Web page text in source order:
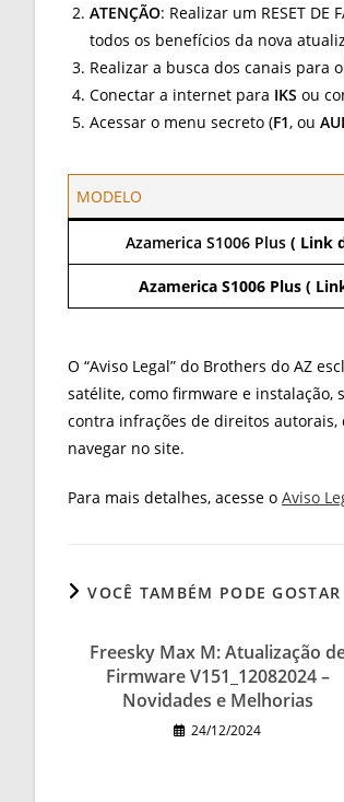
ATENÇÃO: Realizar um RESET DE
todos os benefícios da nova
Realizar a busca dos canais para
Conectar a internet para IKS ou
Acessar o menu secreto (F1, ou
MODELO
Azamerica S1006 Plus ( Link
Azamerica S1006 Plus (
O “Aviso Legal” do Brothers do AZ
satélite, como firmware e
contra infrações de direitos autorais,
navegar no site.
Para mais detalhes, acesse o Aviso
VOCÊ TAMBÉM PODE GOSTAR
Freesky Max M: Atualização
Firmware V151_12082024 –
Novidades e Melhorias
24/12/2024